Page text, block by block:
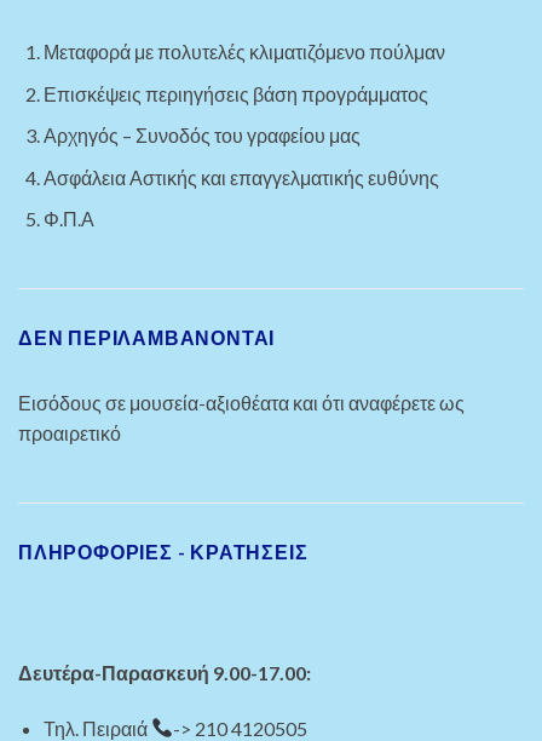
Μεταφορά με πολυτελές κλιματιζόμενο πούλμαν
Επισκέψεις περιηγήσεις βάση προγράμματος
Αρχηγός – Συνοδός του γραφείου μας
Ασφάλεια Αστικής και επαγγελματικής ευθύνης
Φ.Π.Α
ΔΕΝ ΠΕΡΙΛΑΜΒΑΝΟΝΤΑΙ
Εισόδους σε μουσεία-αξιοθέατα και ότι αναφέρετε ως
προαιρετικό
ΠΛΗΡΟΦΟΡΙΕΣ - ΚΡΑΤΗΣΕΙΣ
Δευτέρα-Παρασκευή 9.00-17.00:
Τηλ. Πειραιά
-> 210 4120505